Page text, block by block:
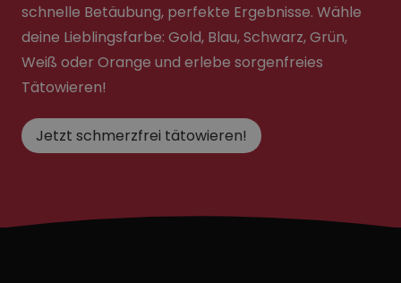
schnelle Betäubung, perfekte Ergebnisse. Wähle
deine Lieblingsfarbe: Gold, Blau, Schwarz, Grün,
Weiß oder Orange und erlebe sorgenfreies
Tätowieren!
Jetzt schmerzfrei tätowieren!